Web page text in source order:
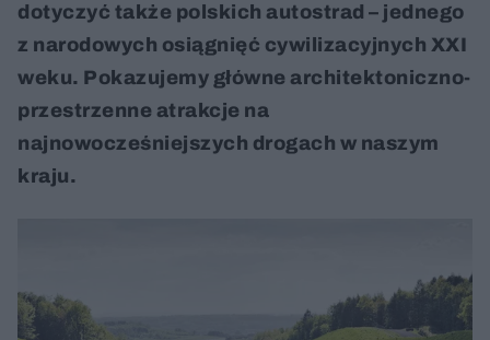
dotyczyć także polskich autostrad – jednego
z narodowych osiągnięć cywilizacyjnych XXI
weku. Pokazujemy główne architektoniczno-
przestrzenne atrakcje na
najnowocześniejszych drogach w naszym
kraju.